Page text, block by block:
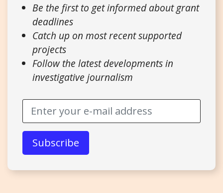
Be the first to get informed about grant
deadlines
Catch up on most recent supported
projects
Follow the latest developments in
investigative journalism